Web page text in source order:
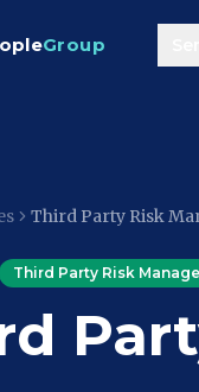
Group
Third Party Risk
Third Party Risk